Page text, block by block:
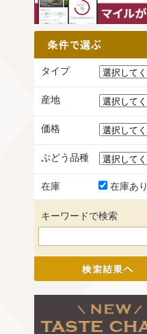
タイプ
産地
価格
ぶどう品種
在庫 在庫あり
キーワードで検索